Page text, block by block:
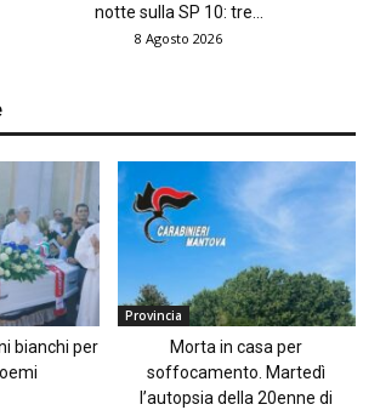
notte sulla SP 10: tre...
8 Agosto 2026
bianchi per
Provincia
Morta in casa per
soffocamento. Martedì
l’autopsia della 20enne di